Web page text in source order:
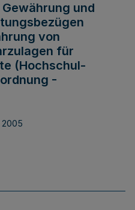
und
von
für
(Hochschul-
-
2005